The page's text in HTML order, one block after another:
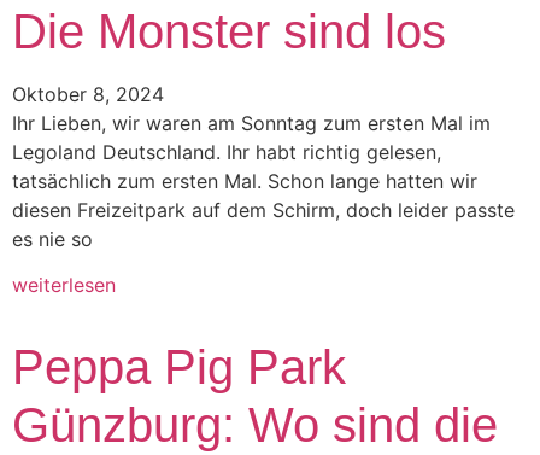
Die Monster sind los
Oktober 8, 2024
Ihr Lieben, wir waren am Sonntag zum ersten Mal im
Legoland Deutschland. Ihr habt richtig gelesen,
tatsächlich zum ersten Mal. Schon lange hatten wir
diesen Freizeitpark auf dem Schirm, doch leider passte
es nie so
weiterlesen
Peppa Pig Park
Günzburg: Wo sind die